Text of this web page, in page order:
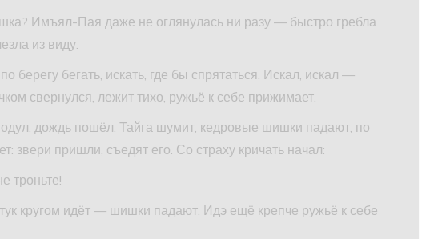
Имъял-Пая даже не оглянулась ни разу — быстро гребла
из виду.
берегу бегать, искать, где бы спрятаться. Искал, искал —
свернулся, лежит тихо, ружьё к себе прижимает.
дождь пошёл. Тайга шумит, кедровые шишки падают, по
звери пришли, съедят его. Со страху кричать начал:
троньте!
кругом идёт — шишки падают. Идэ ещё крепче ружьё к себе